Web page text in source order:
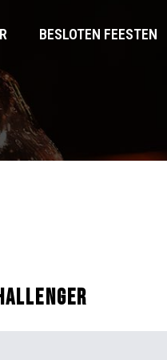
BESLOTEN FEESTEN